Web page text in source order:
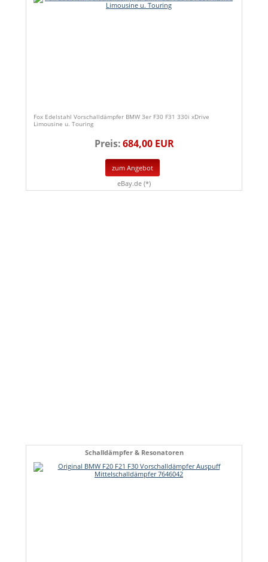
Fox Edelstahl Vorschalldämpfer BMW 3er F30 F31 330i xDrive
Limousine u. Touring
Preis:684,00 EUR
zum Angebot
eBay.de (*)
Schalldämpfer & Resonatoren